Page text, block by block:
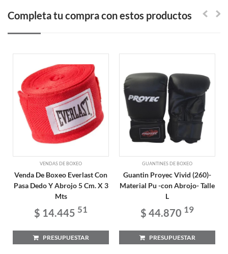
Completa tu compra con estos productos
VENDAS DE BOXEO
Venda De Boxeo Everlast Con
Pasa Dedo Y Abrojo 5 Cm. X 3
Mts
$ 14.445 51
PRESUPUESTAR
GUANTINES DE BOXEO
Guantin Proyec Vivid (260)-
Material Pu -con Abrojo- Talle
L
$ 44.870 19
PRESUPUESTAR